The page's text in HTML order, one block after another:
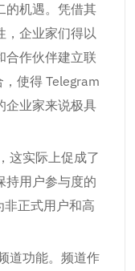
的机遇。凭借其
，企业家们得以
合作伙伴建立联
使得 Telegram
企业家来说极具
这实际上促成了
持用户参与度的
非正式用户和高
道功能。频道作